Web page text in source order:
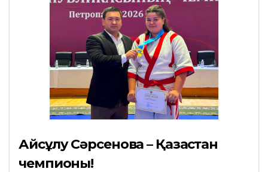
Айсұлу Сәрсенова – Қазақстан
чемпионы!